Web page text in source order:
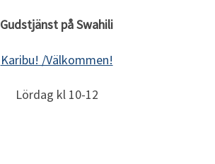
Gudstjänst på Swahili
Karibu! /Välkommen!
Lördag kl 10-12